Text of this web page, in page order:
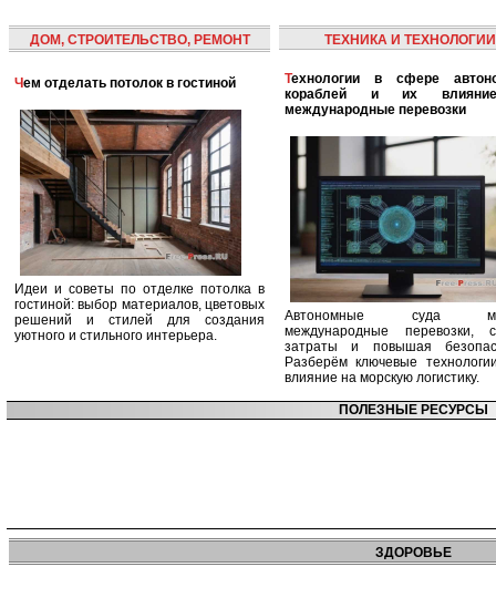
ДОМ, СТРОИТЕЛЬСТВО, РЕМОНТ
Чем отделать потолок в гостиной
Идеи и советы по отделке потолка в
гостиной: выбор материалов, цветовых
решений и стилей для создания
уютного и стильного интерьера.
ТЕХНИКА И ТЕХНОЛОГИИ
Технологии в сфере автономных
кораблей и их
международные перевозки
Автономные суда
международные перевозки,
затраты и повышая
Разберём ключевые
влияние на морскую логистику.
ПОЛЕЗНЫЕ РЕСУРСЫ
ЗДОРОВЬЕ